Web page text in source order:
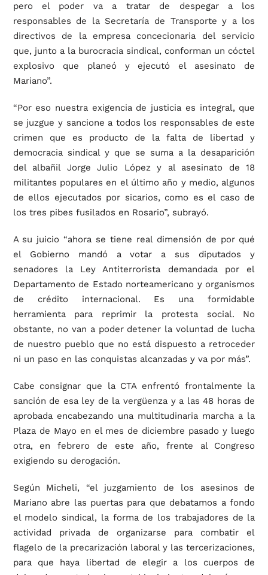
pero el poder va a tratar de despegar a los
responsables de la Secretaría de Transporte y a los
directivos de la empresa concecionaria del servicio
que, junto a la burocracia sindical, conforman un cóctel
explosivo que planeó y ejecutó el asesinato de
Mariano”.
“Por eso nuestra exigencia de justicia es integral, que
se juzgue y sancione a todos los responsables de este
crimen que es producto de la falta de libertad y
democracia sindical y que se suma a la desaparición
del albañil Jorge Julio López y al asesinato de 18
militantes populares en el último año y medio, algunos
de ellos ejecutados por sicarios, como es el caso de
los tres pibes fusilados en Rosario”, subrayó.
A su juicio “ahora se tiene real dimensión de por qué
el Gobierno mandó a votar a sus diputados y
senadores la Ley Antiterrorista demandada por el
Departamento de Estado norteamericano y organismos
de crédito internacional. Es una formidable
herramienta para reprimir la protesta social. No
obstante, no van a poder detener la voluntad de lucha
de nuestro pueblo que no está dispuesto a retroceder
ni un paso en las conquistas alcanzadas y va por más”.
Cabe consignar que la CTA enfrentó frontalmente la
sanción de esa ley de la vergüenza y a las 48 horas de
aprobada encabezando una multitudinaria marcha a la
Plaza de Mayo en el mes de diciembre pasado y luego
otra, en febrero de este año, frente al Congreso
exigiendo su derogación.
Según Micheli, “el juzgamiento de los asesinos de
Mariano abre las puertas para que debatamos a fondo
el modelo sindical, la forma de los trabajadores de la
actividad privada de organizarse para combatir el
flagelo de la precarización laboral y las tercerizaciones,
para que haya libertad de elegir a los cuerpos de